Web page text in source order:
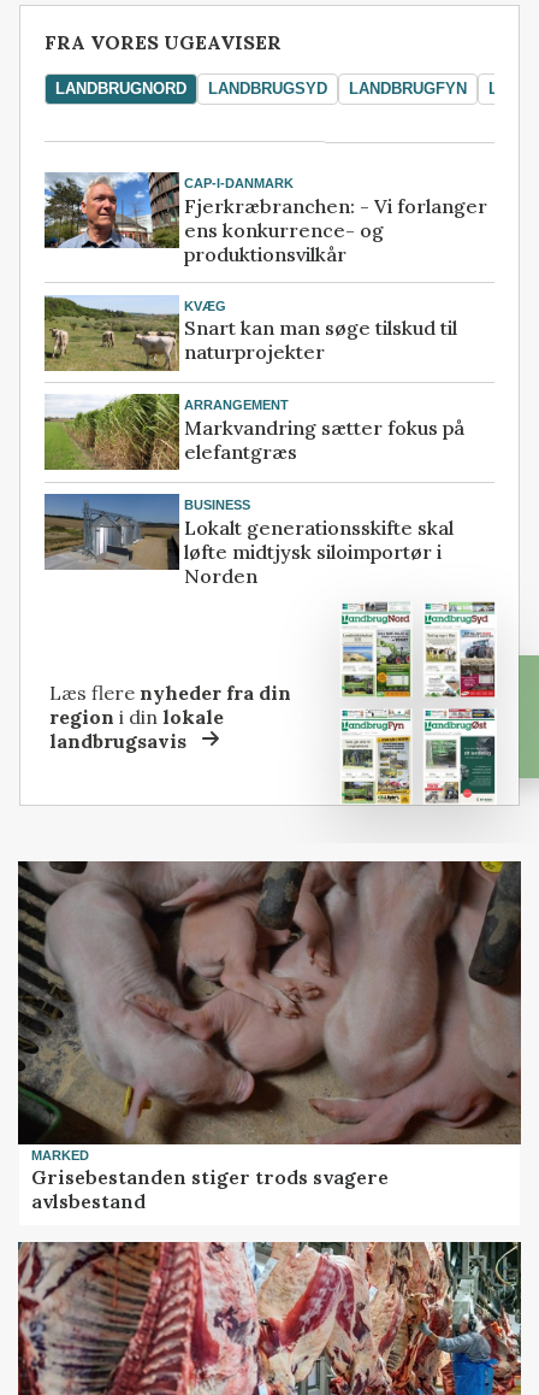
FRA VORES UGEAVISER
LANDBRUGNORD LANDBRUGSYD LANDBRUGFYN
CAP-I-DANMARK
Fjerkræbranchen: - Vi forlanger
ens konkurrence- og
produktionsvilkår
KVÆG
Snart kan man søge tilskud til
naturprojekter
ARRANGEMENT
Markvandring sætter fokus på
elefantgræs
BUSINESS
Lokalt generationsskifte skal
løfte midtjysk siloimportør i
Norden
Læs flere nyheder fra din
region i dinlokale
landbrugsavis
MARKED
Grisebestanden stiger trods svagere
avlsbestand